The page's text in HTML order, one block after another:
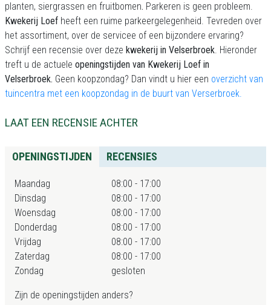
planten, siergrassen en fruitbomen. Parkeren is geen probleem.
Kwekerij Loef heeft een ruime parkeergelegenheid. Tevreden over
het assortiment, over de servicee of een bijzondere ervaring?
Schrijf een recensie over deze kwekerij in Velserbroek. Hieronder
treft u de actuele openingstijden van Kwekerij Loef in
Velserbroek. Geen koopzondag? Dan vindt u hier een overzicht van
tuincentra met een koopzondag in de buurt van Verserbroek.
LAAT EEN RECENSIE ACHTER
OPENINGSTIJDEN RECENSIES
Maandag
08:00 - 17:00
Dinsdag
08:00 - 17:00
Woensdag
08:00 - 17:00
Donderdag
08:00 - 17:00
Vrijdag
08:00 - 17:00
Zaterdag
08:00 - 17:00
Zondag
gesloten
Zijn de openingstijden anders?